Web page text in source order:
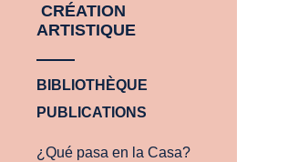
CRÉATION
ARTISTIQUE
BIBLIOTHÈQUE
PUBLICATIONS
¿Qué pasa en la Casa?